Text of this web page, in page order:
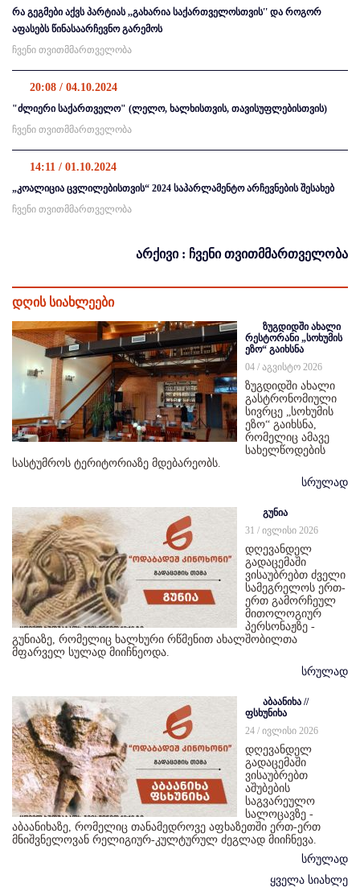
რა გეგმები აქვს პარტიას ,,გახარია საქართველოსთვის'' და როგორ
აფასებს წინასაარჩევნო გარემოს
ჩვენი თვითმმართველობა
20:08 / 04.10.2024
"ძლიერი საქართველო" (ლელო, ხალხისთვის, თავისუფლებისთვის)
ჩვენი თვითმმართველობა
14:11 / 01.10.2024
„კოალიცია ცვლილებისთვის“ 2024 საპარლამენტო არჩევნების შესახებ
ჩვენი თვითმმართველობა
არქივი : ჩვენი თვითმმართველობა
დღის სიახლეები
ზუგდიდში ახალი
რესტორანი „სოხუმის
ეზო“ გაიხსნა
04 / აგვისტო 2026
ზუგდიდში ახალი
გასტრონომიული
სივრცე „სოხუმის
ეზო“ გაიხსნა,
რომელიც ამავე
სახელწოდების
სასტუმროს ტერიტორიაზე მდებარეობს.
სრულად
გუნია
31 / ივლისი 2026
დღევანდელ
გადაცემაში
ვისაუბრებთ ძველი
სამეგრელოს ერთ-
ერთ გამორჩეულ
მითოლოგიურ
პერსონაჟზე -
გუნიაზე, რომელიც ხალხური რწმენით ახალშობილთა
მფარველ სულად მიიჩნეოდა.
სრულად
აბაანიხა //
ფსხუნიხა
24 / ივლისი 2026
დღევანდელ
გადაცემაში
ვისაუბრებთ
აშუბების
საგვარეულო
სალოცავზე -
აბაანიხაზე, რომელიც თანამედროვე აფხაზეთში ერთ-ერთ
მნიშვნელოვან რელიგიურ-კულტურულ ძეგლად მიიჩნევა.
სრულად
ყველა სიახლე